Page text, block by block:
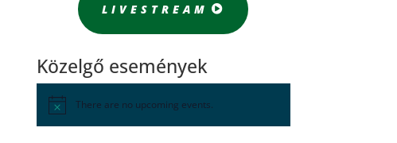
LIVESTREAM
Közelgő események
There are no upcoming events.